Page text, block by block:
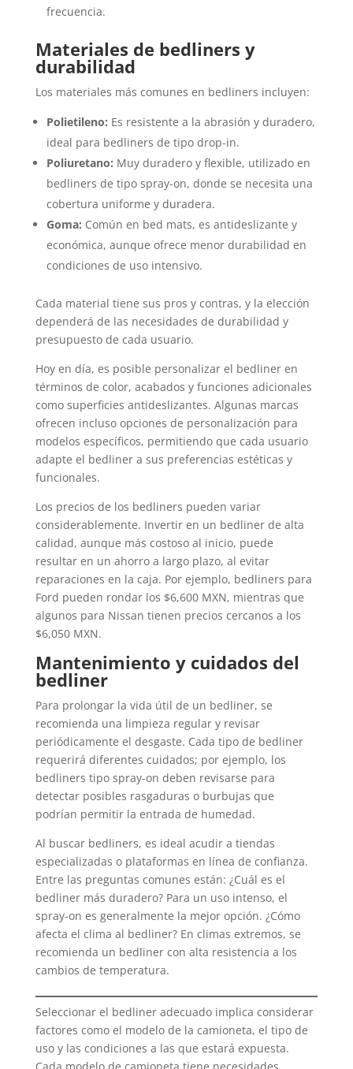
frecuencia.
Materiales de bedliners y
durabilidad
Los materiales más comunes en bedliners incluyen:
Polietileno: Es resistente a la abrasión y duradero,
ideal para bedliners de tipo drop-in.
Poliuretano: Muy duradero y flexible, utilizado en
bedliners de tipo spray-on, donde se necesita una
cobertura uniforme y duradera.
Goma: Común en bed mats, es antideslizante y
económica, aunque ofrece menor durabilidad en
condiciones de uso intensivo.
Cada material tiene sus pros y contras, y la elección
dependerá de las necesidades de durabilidad y
presupuesto de cada usuario.
Hoy en día, es posible personalizar el bedliner en
términos de color, acabados y funciones adicionales
como superficies antideslizantes. Algunas marcas
ofrecen incluso opciones de personalización para
modelos específicos, permitiendo que cada usuario
adapte el bedliner a sus preferencias estéticas y
funcionales.
Los precios de los bedliners pueden variar
considerablemente. Invertir en un bedliner de alta
calidad, aunque más costoso al inicio, puede
resultar en un ahorro a largo plazo, al evitar
reparaciones en la caja. Por ejemplo, bedliners para
Ford pueden rondar los $6,600 MXN, mientras que
algunos para Nissan tienen precios cercanos a los
$6,050 MXN.
Mantenimiento y cuidados del
bedliner
Para prolongar la vida útil de un bedliner, se
recomienda una limpieza regular y revisar
periódicamente el desgaste. Cada tipo de bedliner
requerirá diferentes cuidados; por ejemplo, los
bedliners tipo spray-on deben revisarse para
detectar posibles rasgaduras o burbujas que
podrían permitir la entrada de humedad.
Al buscar bedliners, es ideal acudir a tiendas
especializadas o plataformas en línea de confianza.
Entre las preguntas comunes están: ¿Cuál es el
bedliner más duradero? Para un uso intenso, el
spray-on es generalmente la mejor opción. ¿Cómo
afecta el clima al bedliner? En climas extremos, se
recomienda un bedliner con alta resistencia a los
cambios de temperatura.
Seleccionar el bedliner adecuado implica considerar
factores como el modelo de la camioneta, el tipo de
uso y las condiciones a las que estará expuesta.